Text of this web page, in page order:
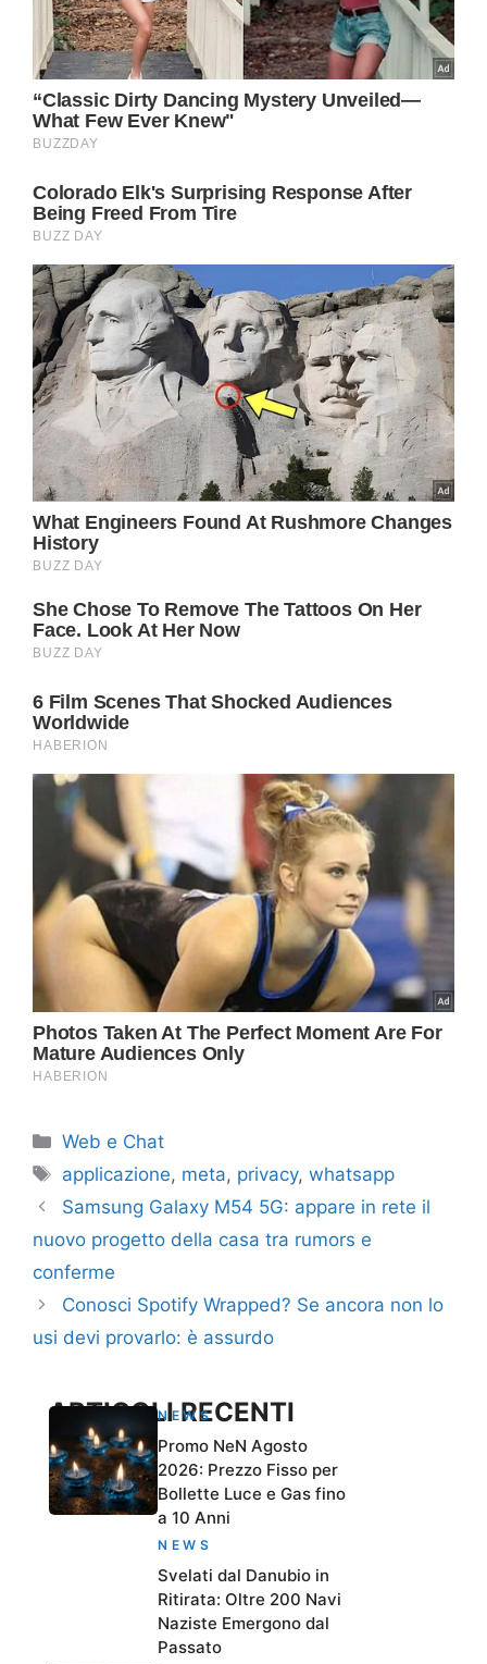
Categorie
Web e Chat
Tag
applicazione, meta, privacy,whatsapp
Samsung Galaxy M54 5G: appare in rete il
nuovo progetto della casa tra rumors e
conferme
Conosci Spotify Wrapped? Se ancora non lo
usi devi provarlo: è assurdo
ARTICOLI RECENTI
NEWS
Promo NeN Agosto
2026: Prezzo Fisso per
Bollette Luce e Gas fino
a 10 Anni
NEWS
Svelati dal Danubio in
Ritirata: Oltre 200 Navi
Naziste Emergono dal
Passato